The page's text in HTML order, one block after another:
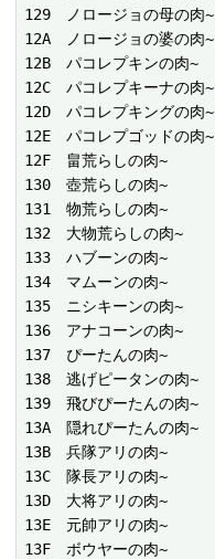
129　ノロージョの母の肉~
12A　ノロージョの婆の肉~
12B　パコレプキンの肉~
12C　パコレプキーナの肉~
12D　パコレプキングの肉~
12E　パコレプゴッドの肉~
12F　畠荒らしの肉~
130　壺荒らしの肉~
131　物荒らしの肉~
132　大物荒らしの肉~
133　ハブーンの肉~
134　マムーンの肉~
135　ニシキーンの肉~
136　アナコーンの肉~
137　ぴーたんの肉~
138　逃げピータンの肉~
139　飛びぴーたんの肉~
13A　隠れぴーたんの肉~
13B　兵隊アリの肉~
13C　隊長アリの肉~
13D　大将アリの肉~
13E　元帥アリの肉~
13F　ボウヤーの肉~